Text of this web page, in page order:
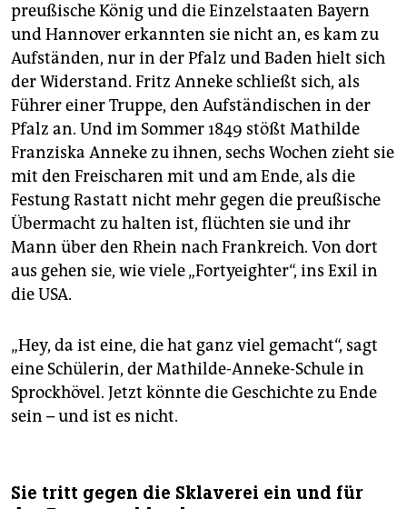
preußische König und die Einzelstaaten Bayern
und Hannover erkannten sie nicht an, es kam zu
Aufständen, nur in der Pfalz und Baden hielt sich
der Widerstand. Fritz Anneke schließt sich, als
Führer einer Truppe, den Aufständischen in der
Pfalz an. Und im Sommer 1849 stößt Mathilde
Franziska Anneke zu ihnen, sechs Wochen zieht sie
mit den Freischaren mit und am Ende, als die
Festung Rastatt nicht mehr gegen die preußische
Übermacht zu halten ist, flüchten sie und ihr
Mann über den Rhein nach Frankreich. Von dort
aus gehen sie, wie viele „Fortyeighter“, ins Exil in
die USA.
„Hey, da ist eine, die hat ganz viel gemacht“, sagt
eine Schülerin, der Mathilde-Anneke-Schule in
Sprockhövel. Jetzt könnte die Geschichte zu Ende
sein – und ist es nicht.
Sie tritt gegen die Sklaverei ein und für